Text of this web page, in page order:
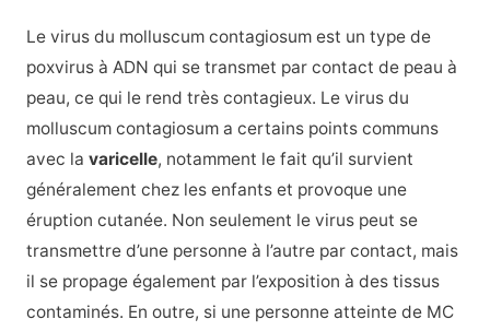
Le virus du molluscum contagiosum est un type de
poxvirus à ADN qui se transmet par contact de peau à
peau, ce qui le rend très contagieux. Le virus du
molluscum contagiosum a certains points communs
avec la varicelle, notamment le fait qu’il survient
généralement chez les enfants et provoque une
éruption cutanée. Non seulement le virus peut se
transmettre d’une personne à l’autre par contact, mais
il se propage également par l’exposition à des tissus
contaminés. En outre, si une personne atteinte de MC